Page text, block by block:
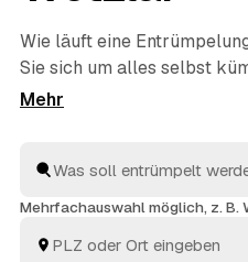
Wie läuft eine
Sie sich um alles selbst
AWL einmal, was weg soll
Festpreisen. Sie wählen
Rest passiert vor Ort:
Mehrfachauswahl möglich, z. B.